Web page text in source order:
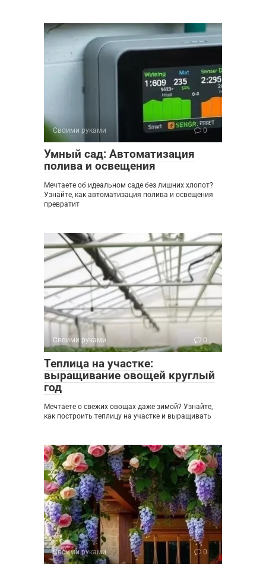
Своими руками 0
Умный сад: Автоматизация
полива и освещения
Мечтаете об идеальном саде без лишних хлопот?
Узнайте, как автоматизация полива и освещения
превратит
Своими руками 0
Теплица на участке:
выращивание овощей круглый
год
Мечтаете о свежих овощах даже зимой? Узнайте,
как построить теплицу на участке и выращивать
Своими руками 0